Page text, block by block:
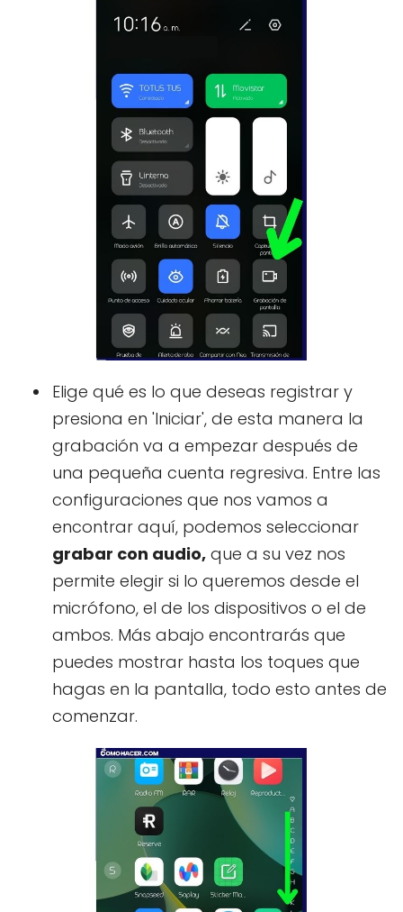
Elige qué es lo que deseas registrar y
presiona en 'Iniciar', de esta manera la
grabación va a empezar después de
una pequeña cuenta regresiva. Entre las
configuraciones que nos vamos a
encontrar aquí, podemos seleccionar
grabar con audio, que a su vez nos
permite elegir si lo queremos desde el
micrófono, el de los dispositivos o el de
ambos. Más abajo encontrarás que
puedes mostrar hasta los toques que
hagas en la pantalla, todo esto antes de
comenzar.